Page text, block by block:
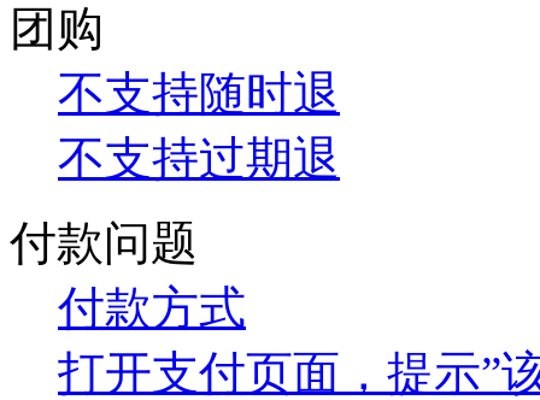
团购
不支持随时退
不支持过期退
付款问题
付款方式
打开支付页面，提示”